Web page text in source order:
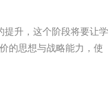
提升，这个阶段将要让学
的思想与战略能力，使